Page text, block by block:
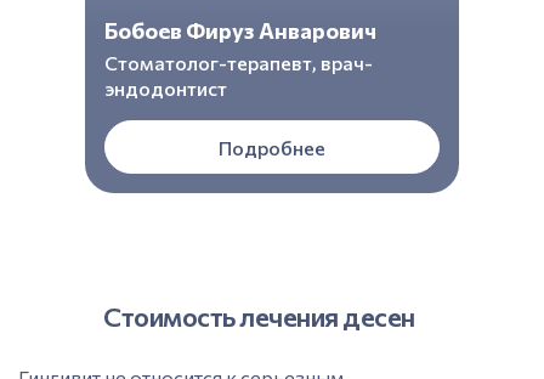
Бобоев Фируз Анварович
Стоматолог-терапевт, врач-
эндодонтист
Подробнее
Стоимость лечения десен